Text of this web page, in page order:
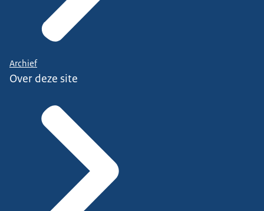
Archief
Over deze site